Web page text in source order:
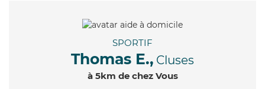
SPORTIF
Thomas E., Cluses
à 5km de chez Vous